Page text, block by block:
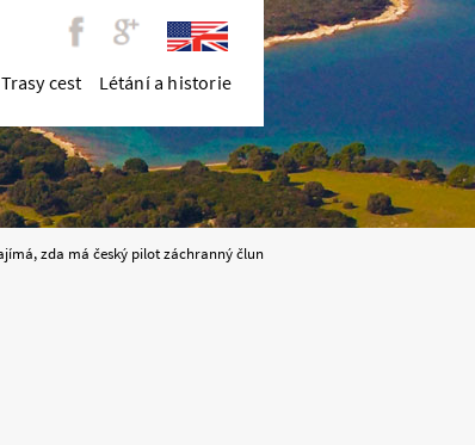
Trasy cest Létání a historie